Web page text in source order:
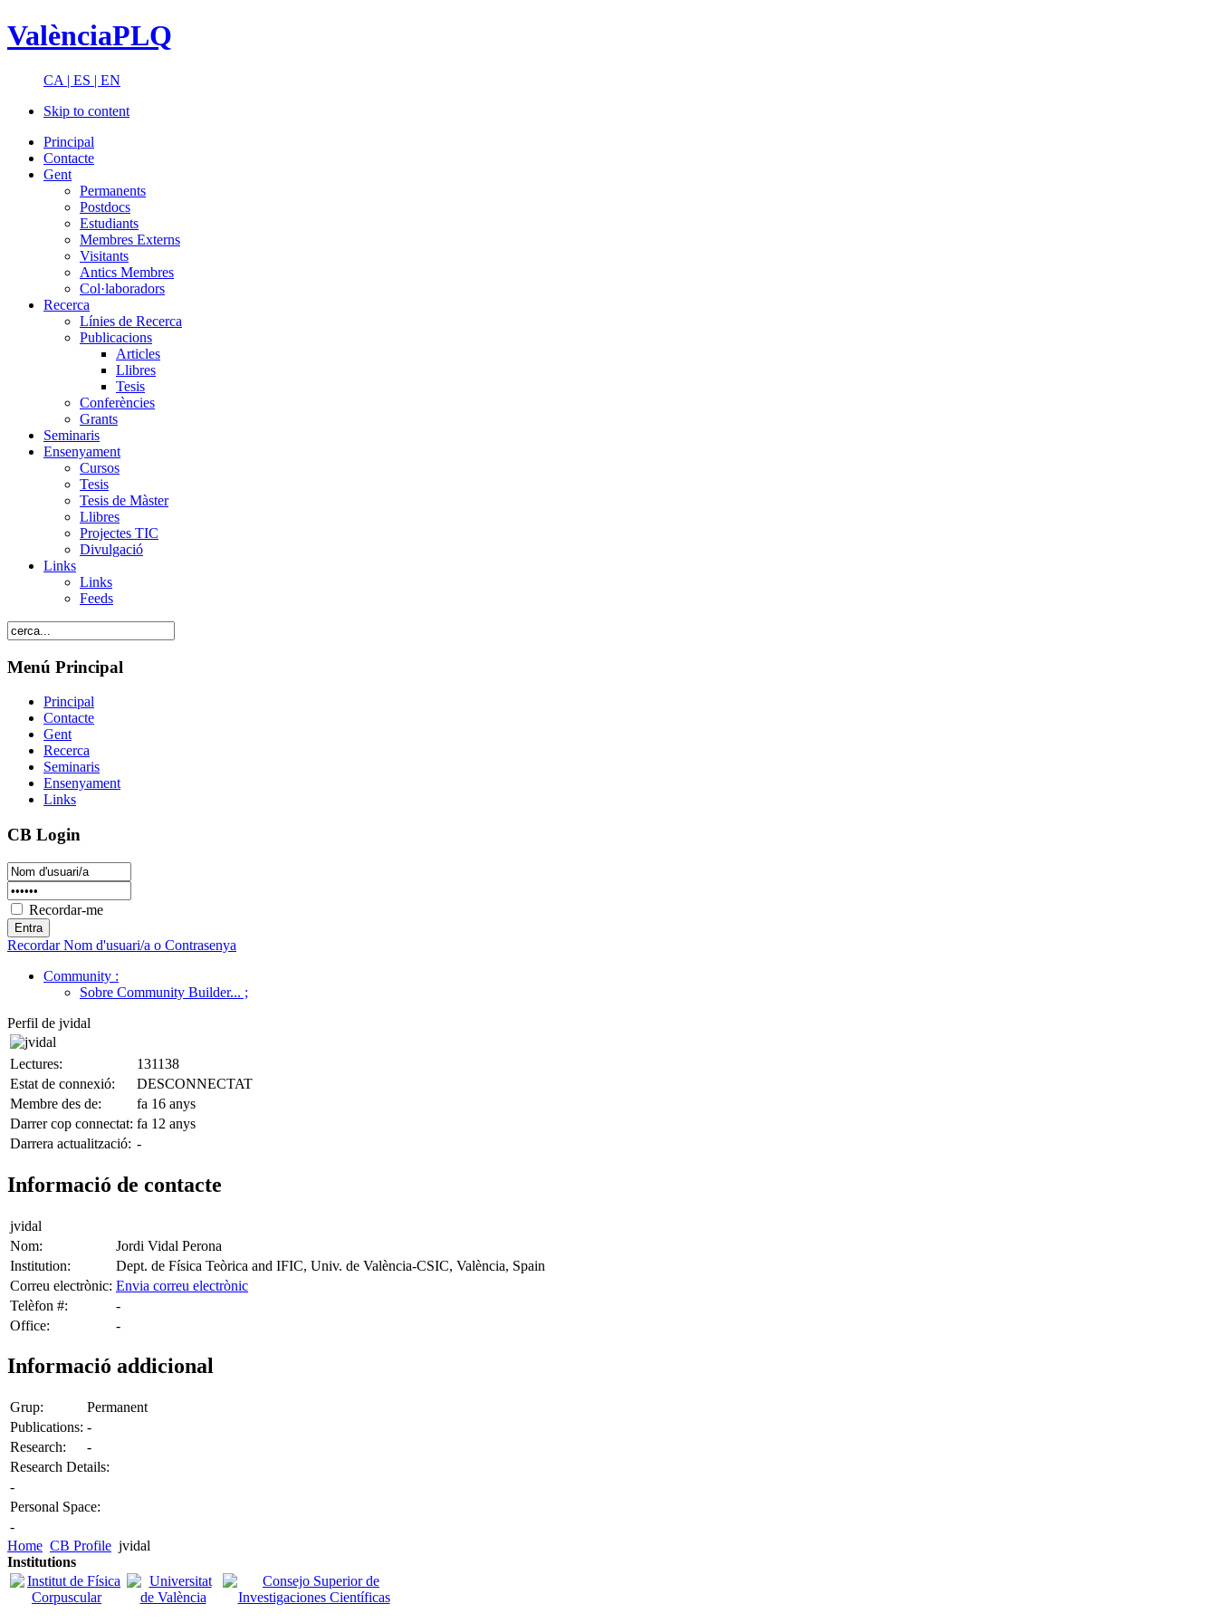
ValènciaPLQ
CA | ES | EN
Skip to content
Principal
Contacte
Gent
Permanents
Postdocs
Estudiants
Membres Externs
Visitants
Antics Membres
Col·laboradors
Recerca
Línies de Recerca
Publicacions
Articles
Llibres
Tesis
Conferències
Grants
Seminaris
Ensenyament
Cursos
Tesis
Tesis de Màster
Llibres
Projectes TIC
Divulgació
Links
Links
Feeds
Menú Principal
Principal
Contacte
Gent
Recerca
Seminaris
Ensenyament
Links
CB Login
Recordar-me
Recordar Nom d'usuari/a o Contrasenya
Community :
Sobre Community Builder... ;
Perfil de jvidal
Lectures:
131138
Estat de connexió:
DESCONNECTAT
Membre des de:
fa 16 anys
Darrer cop connectat: fa 12 anys
Darrera actualització: -
Informació de contacte
jvidal
Nom:
Jordi Vidal Perona
Institution:
Dept. de Física Teòrica and IFIC, Univ. de València-CSIC, València, Spain
Correu electrònic: Envia correu electrònic
Telèfon #:
-
Office:
-
Informació addicional
Grup:
Permanent
Publications: -
Research:
-
Research Details:
-
Personal Space:
-
Home CB Profile jvidal
Institutions